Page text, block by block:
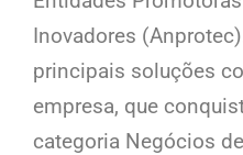
Inovadores
principais soluções
empresa, que
categoria Negócios